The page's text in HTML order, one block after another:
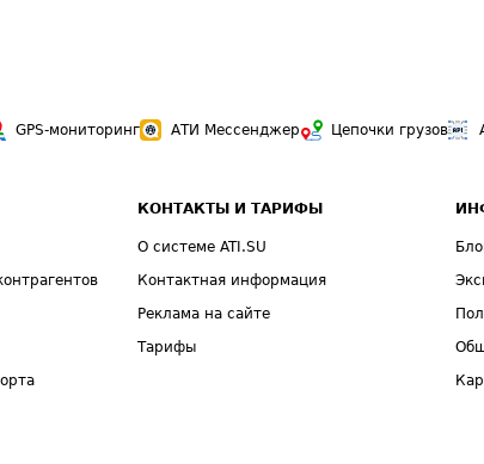
GPS-мониторинг АТИ Мессенджер Цепочки грузов
КОНТАКТЫ И ТАРИФЫ
О системе ATI.SU
Контактная информация
Реклама на сайте
Тарифы